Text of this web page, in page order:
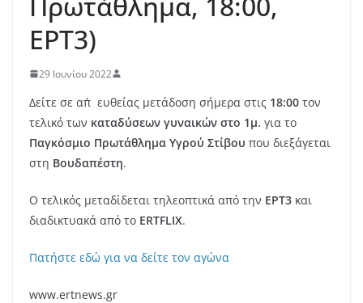
EΡΤ3)
29 Ιουνίου 2022
Δείτε σε απ΄ευθείας μετάδοση σήμερα στις 18:00 τον
τελικό των καταδύσεων γυναικών στο 1μ. για το
Παγκόσμιο Πρωτάθλημα Υγρού Στίβου που διεξάγεται
στη Βουδαπέστη.
Ο τελικός μεταδίδεται τηλεοπτικά από την ΕΡΤ3 και
διαδικτυακά από το ERTFLIX.
Πατήστε εδώ για να δείτε τον αγώνα
www.ertnews.gr